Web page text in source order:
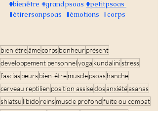
#bienêtre #grandpsoas #petitpsoas
#étirersonpsoas #émotions #corps
bien êtreâmecorpsbonheur présent
developpement personnelyoga kundalinistress
fasciaspeursbien-êtremusclepsoashanche
cerveau reptilien position assisedosanxiétéasanas
shiatsu libido reinsmuscle profondfuite ou combat
muscle de l'âmeétirementsétirer son psoas